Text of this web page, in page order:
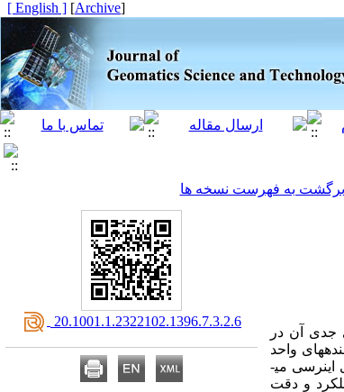
[
Archive
]
[ English ]
برگشت به فهرست نسخه ها
جدی آن در
واحد
اینرسی می­
و دقت
‎ 20.1001.1.2322102.1396.7.3.2.6